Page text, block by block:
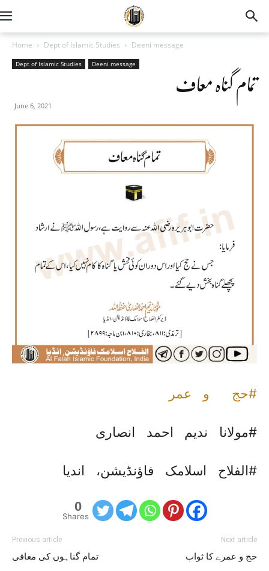
Home Dept of Islamic Studies Deeni message
Dept of Islamic Studies Deeni message
تمام گناہ معاف
June 6, 2021
#حج و عمر
#مولانا ندیم احمد انصاری
#الفلاح اسلامک فاؤنڈیشن، اندیا
0
Shares
Previous article
تمام گناہوں کی معافی
Next article
حج و عمرے کا ثواب